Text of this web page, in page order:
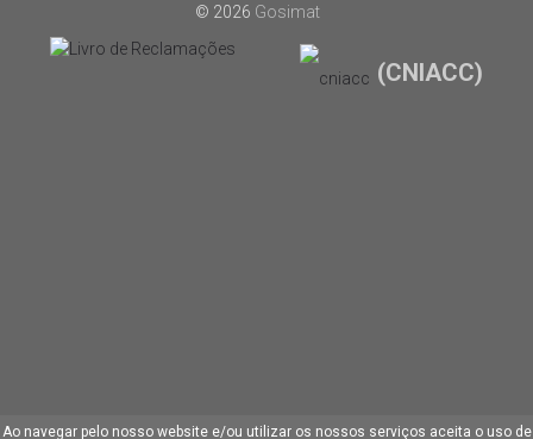
© 2026 Gosimat
(CNIACC)
Ao navegar pelo nosso website e/ou utilizar os nossos serviços aceita o uso de